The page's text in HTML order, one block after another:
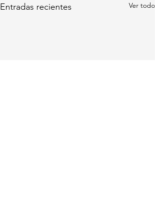
Entradas recientes Ver todo